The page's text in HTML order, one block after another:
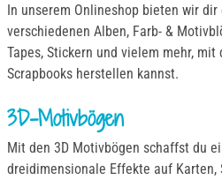
In unserem Onlineshop bieten wir
verschiedenen Alben, Farb- &
Tapes, Stickern und vielem mehr,
Scrapbooks herstellen kannst.
3D-Motivbögen
Mit den 3D Motivbögen schaffst du
dreidimensionale Effekte auf Karten,